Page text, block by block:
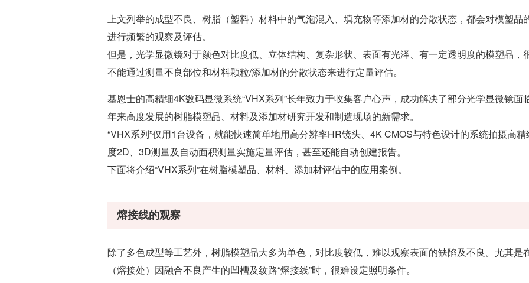
上文列举的成型不良、树脂（塑料）材料中的气泡混入、填充物等添加材的分散状态，都会对模塑
进行频繁的观察及评估。
但是，光学显微镜对于颜色对比度低、立体结构、复杂形状、表面有光泽、有一定透明度的模塑品
不能通过测量不良部位和材料颗粒/添加材的分散状态来进行定量评估。
基恩士的高精细4K数码显微系统“VHX系列”长年致力于收集客户心声，成功解决了部分光学显微镜
年来高度发展的树脂模塑品、材料及添加材研究开发和制造现场的新需求。
“VHX系列”仅用1台设备，就能快速简单地用高分辨率HR镜头、4K CMOS与特色设计的系统拍摄高
度2D、3D测量及自动面积测量实施定量评估，甚至还能自动创建报告。
下面将介绍“VHX系列”在树脂模塑品、材料、添加材评估中的应用案例。
熔接线的观察
除了多色成型等工艺外，树脂模塑品大多为单色，对比度较低，难以观察表面的缺陷及不良。尤其
（熔接处）因融合不良产生的凹槽及纹路“熔接线”时，很难设定照明条件。